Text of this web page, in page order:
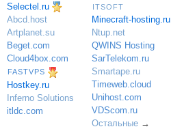
Selectel.ru
Abcd.host
Artplanet.su
Beget.com
Cloud4box.com
FASTVPS
Hostkey.ru
Inferno Solutions
itldc.com
ITSOFT
Minecraft-hosting.ru
Ntup.net
QWINS Hosting
SarTelekom.ru
Smartape.ru
Timeweb.cloud
Unihost.com
VDScom.ru
Остальные→